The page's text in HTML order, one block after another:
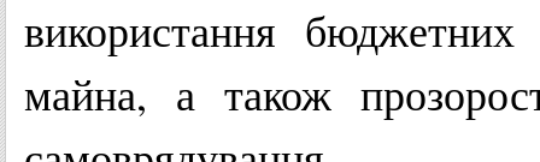
використання
майна, а також